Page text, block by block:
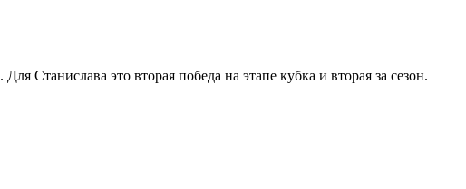
Станислава это вторая победа на этапе кубка и вторая за сезон.